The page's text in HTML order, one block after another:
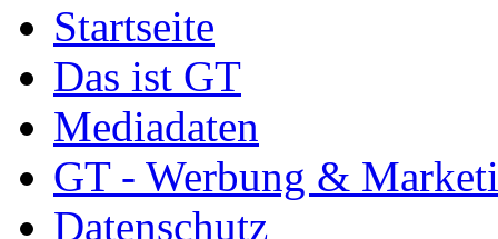
Startseite
Das ist GT
Mediadaten
GT - Werbung &
Datenschutz